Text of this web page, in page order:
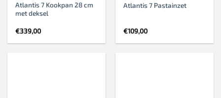
Atlantis 7 Kookpan 28 cm
met deksel
€339,00
Atlantis 7 Pastainzet
€109,00